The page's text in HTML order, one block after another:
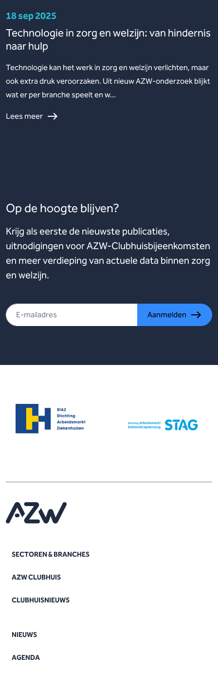
18 sep 2025
Technologie in zorg en welzijn: van hindernis
naar hulp
Technologie kan het werk in zorg en welzijn verlichten, maar
ook extra druk veroorzaken. Uit nieuw AZW-onderzoek blijkt
wat er per branche speelt en w...
Lees meer
Op de hoogte blijven?
Krijg als eerste de nieuwste publicaties,
uitnodigingen voor AZW-Clubhuisbijeenkomsten
en meer verdieping van actuele data binnen zorg
en welzijn.
Aanmelden
SECTOREN & BRANCHES
AZW CLUBHUIS
CLUBHUISNIEUWS
NIEUWS
AGENDA